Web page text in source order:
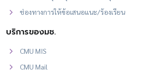
ช่องทางการให้ข้อเสนอแนะ/ร้องเรียน
บริการของมช.
CMU MIS
CMU Mail